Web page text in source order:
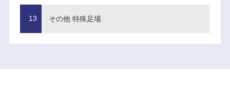
その他 特殊足場